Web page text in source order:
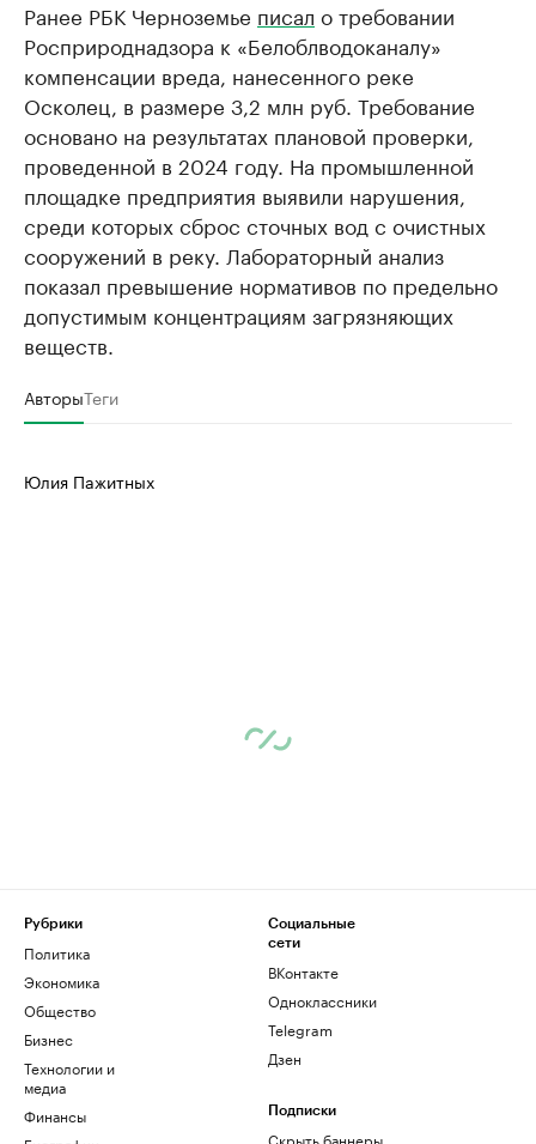
Ранее РБК Черноземье писал о требовании
Росприроднадзора к «Белоблводоканалу»
компенсации вреда, нанесенного реке
Осколец, в размере 3,2 млн руб. Требование
основано на результатах плановой проверки,
проведенной в 2024 году. На промышленной
площадке предприятия выявили нарушения,
среди которых сброс сточных вод с очистных
сооружений в реку. Лабораторный анализ
показал превышение нормативов по предельно
допустимым концентрациям загрязняющих
веществ.
АвторыТеги
Юлия Пажитных
Рубрики
Политика
Экономика
Общество
Бизнес
Технологии и
медиа
Финансы
Социальные
сети
ВКонтакте
Одноклассники
Telegram
Дзен
Подписки
Скрыть баннеры